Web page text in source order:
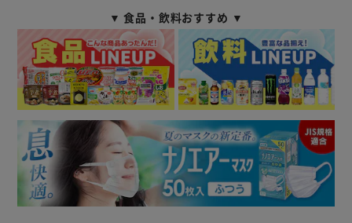
▼ 食品・飲料おすすめ ▼